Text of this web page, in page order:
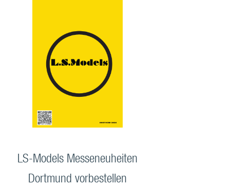
LS-Models Messeneuheiten
Dortmund vorbestellen